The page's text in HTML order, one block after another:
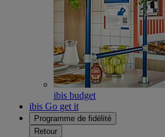
ibis budget
ibis Go get it
Programme de fidélité
Retour